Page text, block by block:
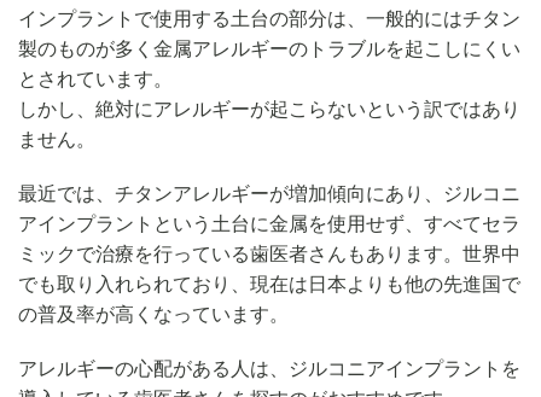
インプラントで使用する土台の部分は、一般的にはチタン
製のものが多く金属アレルギーのトラブルを起こしにくい
とされています。
しかし、絶対にアレルギーが起こらないという訳ではあり
ません。
最近では、チタンアレルギーが増加傾向にあり、ジルコニ
アインプラントという土台に金属を使用せず、すべてセラ
ミックで治療を行っている歯医者さんもあります。世界中
でも取り入れられており、現在は日本よりも他の先進国で
の普及率が高くなっています。
アレルギーの心配がある人は、ジルコニアインプラントを